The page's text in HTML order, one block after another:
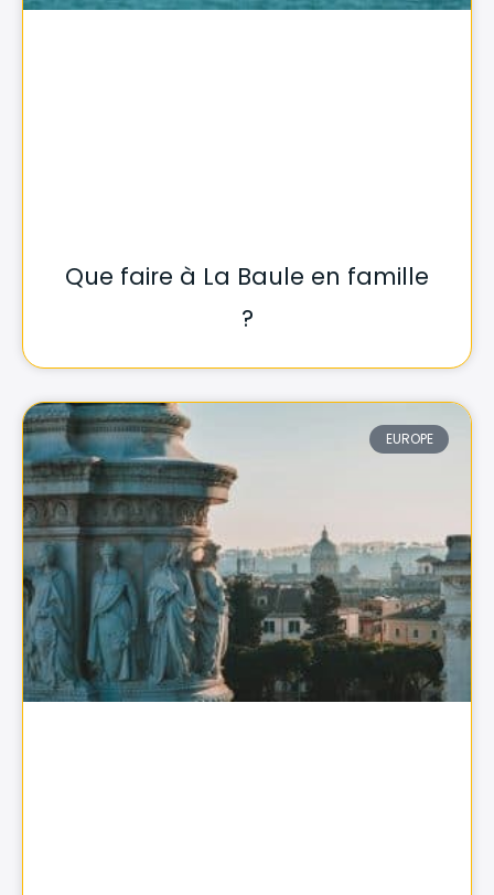
Que faire à La Baule en famille
?
EUROPE